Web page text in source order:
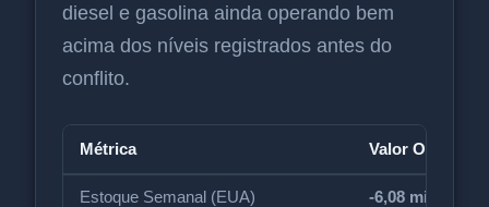
diesel e gasolina ainda operando bem
acima dos níveis registrados antes do
conflito.
Métrica Valor
Estoque Semanal (EUA) -6,08 milhões